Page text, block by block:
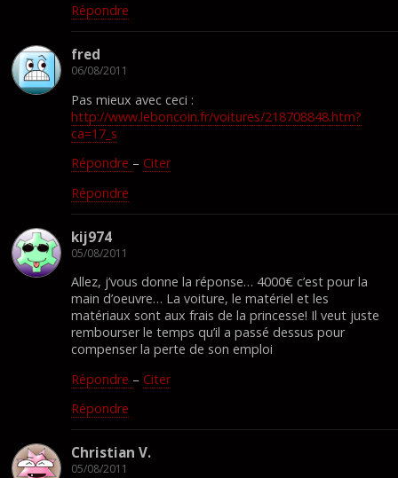
Répondre
fred
06/08/2011
Pas mieux avec ceci :
http://www.leboncoin.fr/voitures/218708848.htm?
ca=17_s
Répondre – Citer
Répondre
kij974
05/08/2011
Allez, j’vous donne la réponse… 4000€ c’est pour la
main d’oeuvre… La voiture, le matériel et les
matériaux sont aux frais de la princesse! Il veut juste
rembourser le temps qu’il a passé dessus pour
compenser la perte de son emploi
Répondre – Citer
Répondre
Christian V.
05/08/2011